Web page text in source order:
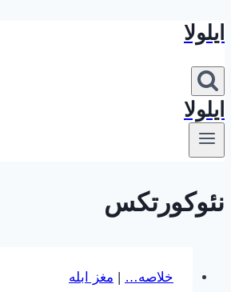
بازگشت
محتوا
ایلولا
ایلولا
نئوکورتکس
خلاصه… | مغز ابله